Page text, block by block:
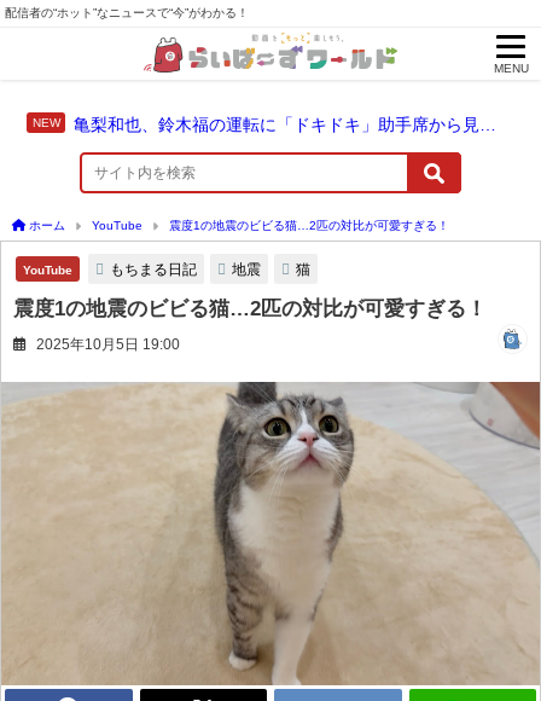
配信者の“ホット”なニュースで“今”がわかる！
MENU
ホーム YouTube 震度1の地震のビビる猫…2匹の対比が可愛すぎる！
YouTube もちまる日記 地震 猫
震度1の地震のビビる猫…2匹の対比が可愛すぎる！
2025年10月5日 19:00